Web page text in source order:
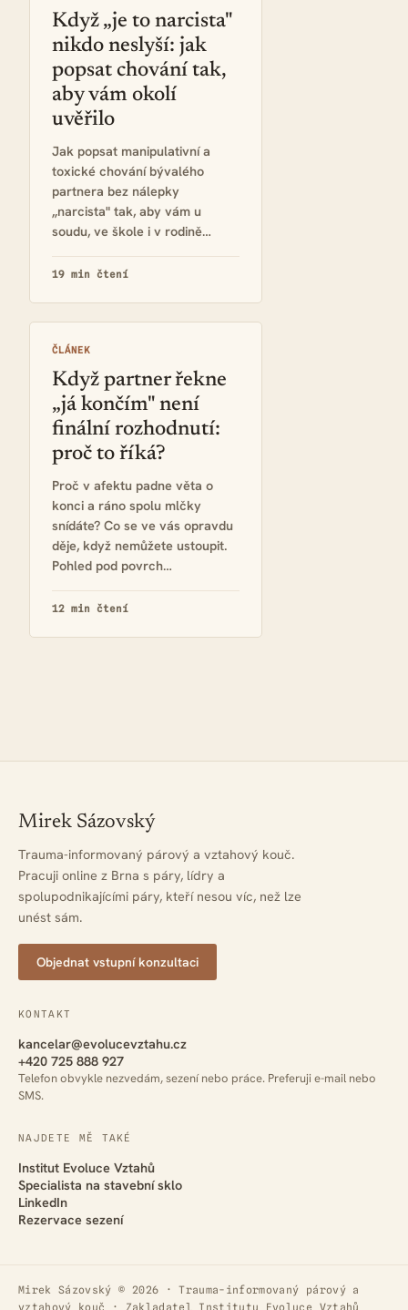
Když „je to narcista"
nikdo neslyší: jak
popsat chování tak,
aby vám okolí
uvěřilo
Jak popsat manipulativní a
toxické chování bývalého
partnera bez nálepky
„narcista" tak, aby vám u
soudu, ve škole i v rodině…
19 min čtení
ČLÁNEK
Když partner řekne
„já končím" není
finální rozhodnutí:
proč to říká?
Proč v afektu padne věta o
konci a ráno spolu mlčky
snídáte? Co se ve vás opravdu
děje, když nemůžete ustoupit.
Pohled pod povrch…
12 min čtení
Mirek Sázovský
Trauma-informovaný párový a vztahový kouč.
Pracuji online z Brna s páry, lídry a
spolupodnikajícími páry, kteří nesou víc, než lze
unést sám.
Objednat vstupní konzultaci
KONTAKT
kancelar@evolucevztahu.cz
+420 725 888 927
Telefon obvykle nezvedám, sezení nebo práce. Preferuji e-mail nebo
SMS.
NAJDETE MĚ TAKÉ
Institut Evoluce Vztahů
Specialista na stavební sklo
LinkedIn
Rezervace sezení
Mirek Sázovský © 2026 · Trauma-informovaný párový a
vztahový kouč · Zakladatel Institutu Evoluce Vztahů